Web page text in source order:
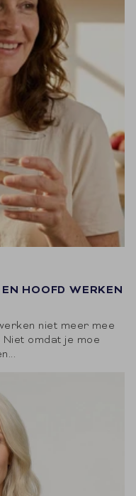
HOOFD WERKEN
niet meer mee
omdat je moe